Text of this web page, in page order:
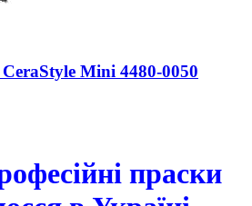
Mini 4480-0050
праски